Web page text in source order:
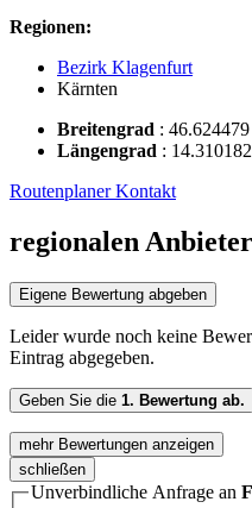
Regionen:
Bezirk Klagenfurt
Kärnten
Breitengrad : 46.624479
Längengrad : 14.310182
RoutenplanerKontakt
regionalen
Eigene Bewertung abgeben
Leider wurde noch keine
Eintrag abgegeben.
Geben Sie die 1. Bewertung ab.
mehr Bewertungen anzeigen
schließen
Unverbindliche Anfrage an